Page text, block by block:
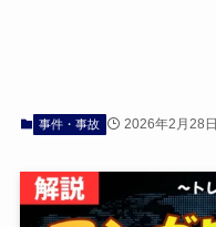
事件・事故 2026年2月28日